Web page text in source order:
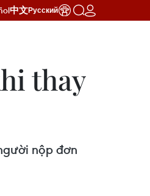
中文Русский
thay
nộp đơn